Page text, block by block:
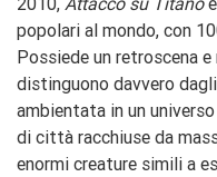
popolari al mondo, con
Possiede un retroscena
distinguono davvero
ambientata in un
di città racchiuse da
enormi creature simili a